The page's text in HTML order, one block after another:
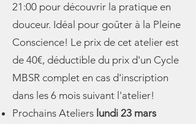
21:00 pour découvrir la pratique en
douceur. Idéal pour goûter à la Pleine
Conscience! Le prix de cet atelier est
de 40€, déductible du prix d'un Cycle
MBSR complet en cas d'inscription
dans les 6 mois suivant l'atelier!​
Prochains Ateliers lundi 23 mars